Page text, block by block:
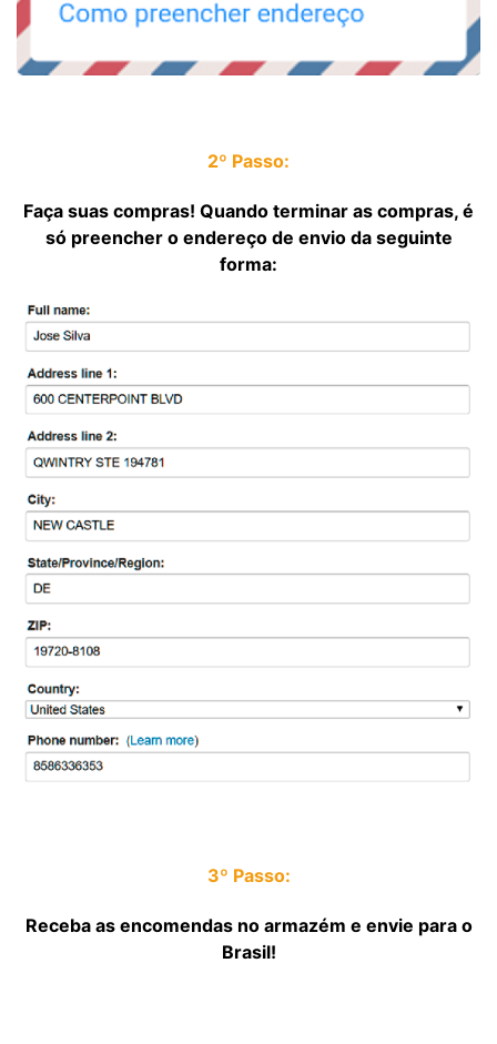
2º Passo:
Faça suas compras! Quando terminar as compras, é
só preencher o endereço de envio da seguinte
forma:
3º Passo:
Receba as encomendas no armazém e envie para o
Brasil!